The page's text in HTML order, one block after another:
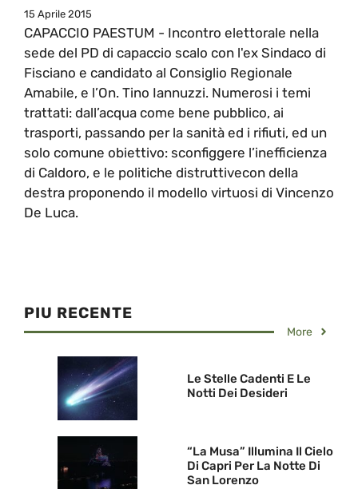
15 Aprile 2015
CAPACCIO PAESTUM - Incontro elettorale nella
sede del PD di capaccio scalo con l'ex Sindaco di
Fisciano e candidato al Consiglio Regionale
Amabile, e l’On. Tino Iannuzzi. Numerosi i temi
trattati: dall’acqua come bene pubblico, ai
trasporti, passando per la sanità ed i rifiuti, ed un
solo comune obiettivo: sconfiggere l’inefficienza
di Caldoro, e le politiche distruttivecon della
destra proponendo il modello virtuosi di Vincenzo
De Luca.
PIU RECENTE
More
Le Stelle Cadenti E Le
Notti Dei Desideri
“La Musa” Illumina Il Cielo
Di Capri Per La Notte Di
San Lorenzo